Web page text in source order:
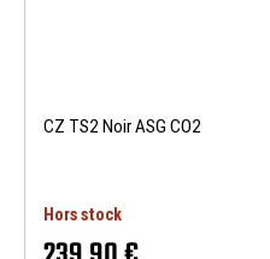
CZ TS2 Noir ASG CO2
Hors stock